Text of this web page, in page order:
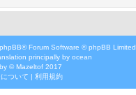
phpBB® Forum Software © phpBB Limited
principally by ocean
by ©Mazeltof 2017
ついて | 利用規約